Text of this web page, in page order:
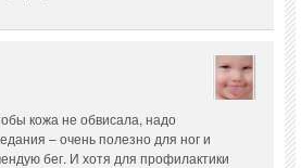
кожа не обвисала, надо
– очень полезно для ног и
бег. И хотя для профилактики